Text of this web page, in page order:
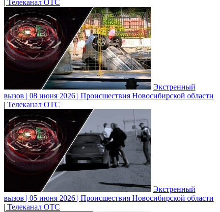
| Телеканал ОТС
Экстренный
вызов | 08 июня 2026 | Происшествия Новосибирской области
| Телеканал ОТС
Экстренный
вызов | 05 июня 2026 | Происшествия Новосибирской области
| Телеканал ОТС